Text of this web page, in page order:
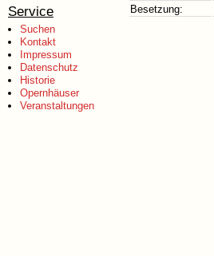
Service
Suchen
Kontakt
Impressum
Datenschutz
Historie
Opernhäuser
Veranstaltungen
Besetzung: